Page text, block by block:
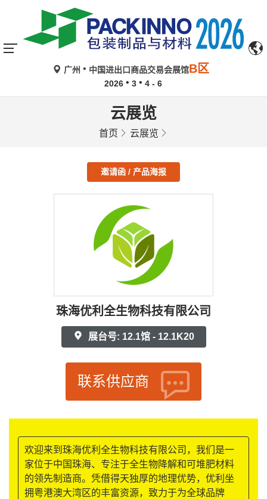
广州 中国进出口商品交易会展馆B区
2026 3 4 - 6
云展览
首页 云展览
邀请函 / 产品海报
珠海优利全生物科技有限公司
展台号: 12.1馆 - 12.1K20
联系供应商
欢迎来到珠海优利全生物科技有限公司，我们是一
家位于中国珠海、专注于全生物降解和可堆肥材料
的领先制造商。凭借得天独厚的地理优势，优利坐
拥粤港澳大湾区的丰富资源，致力于为全球品牌